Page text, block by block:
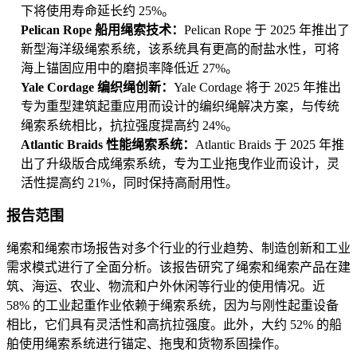
下将使用寿命延长约 25%。
Pelican Rope 船用绳索技术： Pelican Rope 于 2025 年推出了
新型海洋级绳索系统，该系统具有更高的耐盐水性，可将
海上锚固应用中的磨损率降低近 27%。
Yale Cordage 编织绳创新： Yale Cordage 将于 2025 年推出
专为重型建筑起重应用而设计的编织绳解决方案，与传统
绳索系统相比，抗拉强度提高约 24%。
Atlantic Braids 性能绳索系统： Atlantic Braids 于 2025 年推
出了升级版合成绳索系统，专为工业拖曳作业而设计，灵
活性提高约 21%，同时保持高耐用性。
报告范围
绳索和绳索市场报告对多个行业的行业趋势、制造创新和工业
需求模式进行了全面分析。该报告研究了绳索和绳索产品在建
筑、海运、农业、物流和户外休闲等行业的使用情况。近
58% 的工业起重作业依赖于绳索系统，因为与刚性起重设备
相比，它们具有灵活性和高抗拉强度。此外，大约 52% 的船
舶使用绳索系统进行锚定、拖曳和货物系固操作。